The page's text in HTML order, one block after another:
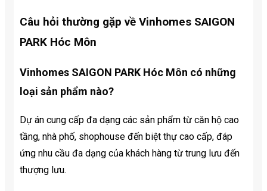
Câu hỏi thường gặp về Vinhomes SAIGON
PARK Hóc Môn
Vinhomes SAIGON PARK Hóc Môn có những
loại sản phẩm nào?
Dự án cung cấp đa dạng các sản phẩm từ căn hộ cao
tầng, nhà phố, shophouse đến biệt thự cao cấp, đáp
ứng nhu cầu đa dạng của khách hàng từ trung lưu đến
thượng lưu.